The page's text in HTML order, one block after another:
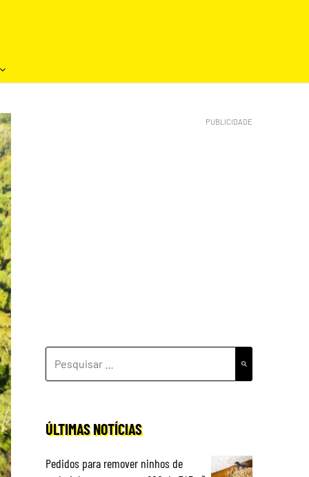
POR:
ÚLTIMAS NOTÍCIAS
Pedidos para remover ninhos de